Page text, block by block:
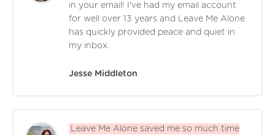
in your email! I've had my email account
for well over 13 years and Leave Me Alone
has quickly provided peace and quiet in
my inbox.
Jesse Middleton
Leave Me Alone saved me so much time